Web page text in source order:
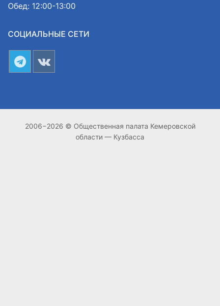
Обед: 12:00-13:00
СОЦИАЛЬНЫЕ СЕТИ
2006−2026 © Общественная палата Кемеровской
области — Кузбасса